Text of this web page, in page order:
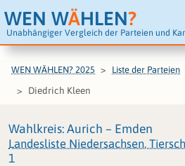
WEN WÄHLEN?
Unabhängiger Vergleich der Parteien und
WEN WÄHLEN? 2025 Liste der Parteien
Diedrich Kleen
Wahlkreis: Aurich – Emden
Landesliste Niedersachsen,
1